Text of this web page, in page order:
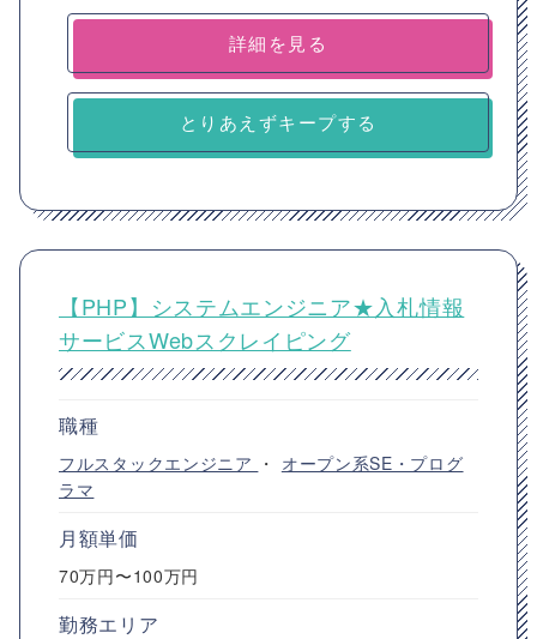
詳細を見る
とりあえずキープする
【PHP】システムエンジニア★入札情報
サービスWebスクレイピング
職種
フルスタックエンジニア ・ オープン系SE・プログ
ラマ
月額単価
70万円〜100万円
勤務エリア